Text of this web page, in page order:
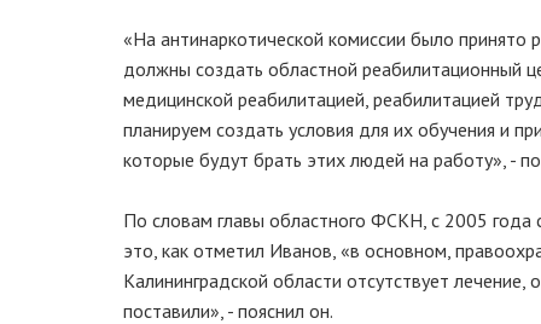
«На антинаркотической комиссии было
должны создать областной реабилитационный
медицинской реабилитацией, реабилитацией
планируем создать условия для их обучения и
которые будут брать этих людей на работу», -
По словам главы областного ФСКН, с 2005 года
это, как отметил Иванов, «в основном,
Калининградской области отсутствует
поставили», - пояснил он.